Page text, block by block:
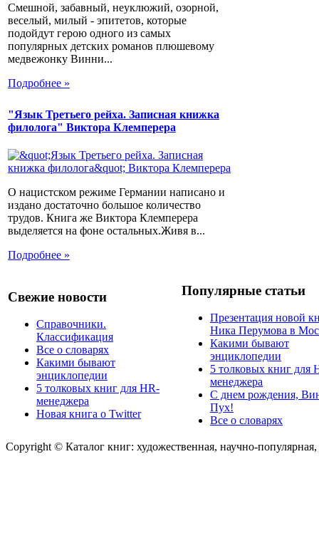
Смешной, забавный, неуклюжий, озорной,
веселый, милый - эпитетов, которые
подойдут герою одного из самых
популярных детских романов плюшевому
медвежонку Винни...
Подробнее »
"Язык Третьего рейха. Записная книжка
филолога" Виктора Клемперера
О нацистском режиме Германии написано и
издано достаточно большое количество
трудов. Книга же Виктора Клемперера
выделяется на фоне остальных.Живя в...
Подробнее »
Свежие новости
Справочники.
Классификация
Все о словарях
Какими бывают
энциклопедии
5 толковых книг для HR-
менеджера
Новая книга о Twitter
Популярные статьи
Презентация новой
Ника Перумова в
Какими бывают
энциклопедии
5 толковых книг для
менеджера
С днем рождения,
Пух!
Все о словарях
Copyright © Каталог книг: художественная, научно-